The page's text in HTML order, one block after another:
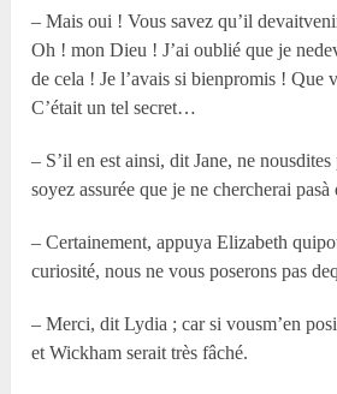
– Mais oui ! Vous savez qu’il
Oh ! mon Dieu ! J’ai oublié que je
de cela ! Je l’avais si bienpromis ! Que
C’était un tel secret…
– S’il en est ainsi, dit Jane, ne
soyez assurée que je ne chercherai
– Certainement, appuya Elizabeth
curiosité, nous ne vous poserons pas
– Merci, dit Lydia ; car si vousm’en
et Wickham serait très fâché.